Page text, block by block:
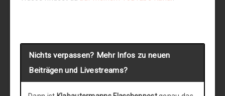
Nichts verpassen? Mehr Infos zu neuen
Beiträgen und Livestreams?